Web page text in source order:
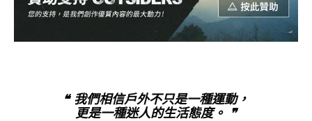
❝ 我們相信戶外不只是一種運動，
更是一種迷人的生活態度。 ❞